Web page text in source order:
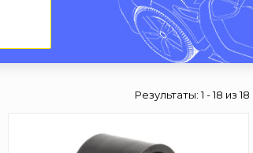
Результаты:1 - 18 из 18